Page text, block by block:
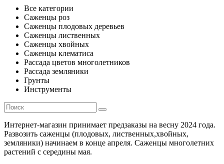
Все категории
Саженцы роз
Саженцы плодовых деревьев
Саженцы лиственных
Саженцы хвойных
Саженцы клематиса
Рассада цветов многолетников
Рассада земляники
Грунты
Инструменты
Интернет-магазин принимает предзаказы на весну 2024 года.
Развозить саженцы (плодовых, лиственных,хвойных,
земляники) начинаем в конце апреля. Саженцы многолетних
растений с середины мая.